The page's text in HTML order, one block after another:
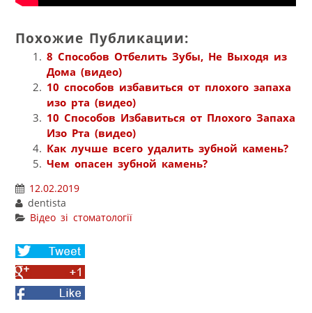
Похожие Публикации:
8 Способов Отбелить Зубы, Не Выходя из
Дома (видео)
10 способов избавиться от плохого запаха
изо рта (видео)
10 Способов Избавиться от Плохого Запаха
Изо Рта (видео)
Как лучше всего удалить зубной камень?
Чем опасен зубной камень?
12.02.2019
dentista
Відео зі стоматології
Share
on
Twitter
Share
on
Google+
Facebook